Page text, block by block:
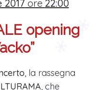
2017 ore 22:00
opening
, la rassegna
, che